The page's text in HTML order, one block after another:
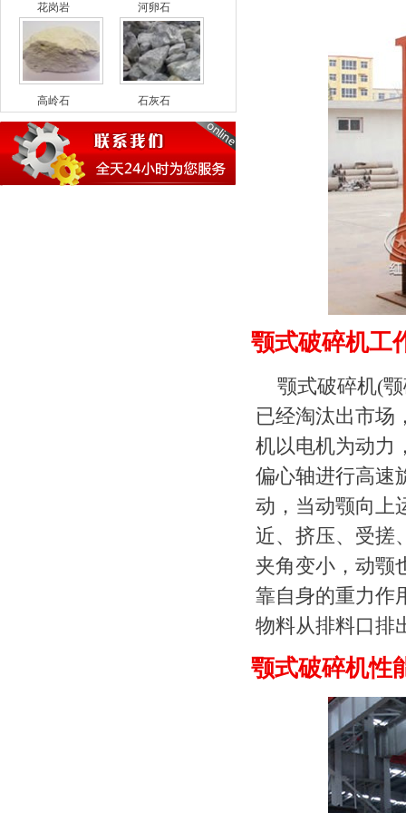
花岗岩 河卵石
高岭石 石灰石
颚式破碎机工
颚式破碎机(
已经淘汰出市场
机以电机为动力
偏心轴进行高速
动，当动颚向上
近、挤压、受搓
夹角变小，动颚
靠自身的重力作
物料从排料口排
颚式破碎机性